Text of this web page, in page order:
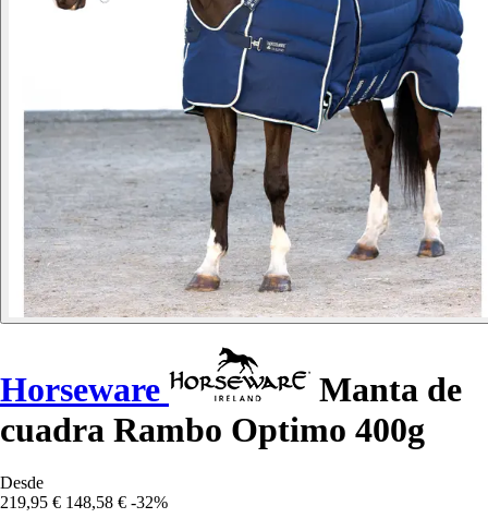
Horseware
Manta de
cuadra Rambo Optimo 400g
Desde
219,95 € 148,58 € -32%